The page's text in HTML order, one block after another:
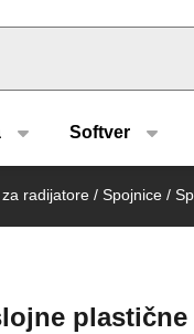
Softver
radijatore / Spojnice /